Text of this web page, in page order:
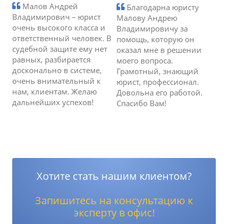
Малов Андрей
Владимирович – юрист
очень высокого класса и
ответственный человек. В
судебной защите ему нет
равных, разбирается
досконально в системе,
очень внимательный к
нам, клиентам. Желаю
дальнейших успехов!
Благодарна юристу
Малову Андрею
Владимировичу за
помощь, которую он
оказал мне в решении
моего вопроса.
Грамотный, знающий
юрист, профессионал.
Довольна его работой.
Спасибо Вам!
Хотите стать нашим клиентом?
Запишитесь на консультацию к
эксперту в офис!